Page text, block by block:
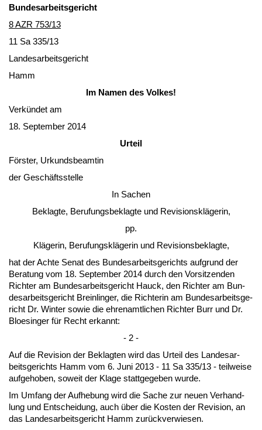
Bun­des­ar­beits­ge­richt
8 AZR 753/13
11 Sa 335/13
Lan­des­ar­beits­ge­richt
Hamm
Im Na­men des Vol­kes!
Verkündet am
18. Sep­tem­ber 2014
Ur­teil
Förs­ter, Ur­kunds­be­am­tin
der Geschäfts­stel­le
In Sa­chen
Be­klag­te, Be­ru­fungs­be­klag­te und Re­vi­si­onskläge­rin,
pp.
Kläge­rin, Be­ru­fungskläge­rin und Re­vi­si­ons­be­klag­te,
hat der Ach­te Se­nat des Bun­des­ar­beits­ge­richts auf­grund der
Be­ra­tung vom 18. Sep­tem­ber 2014 durch den Vor­sit­zen­den
Rich­ter am Bun­des­ar­beits­ge­richt Hauck, den Rich­ter am Bun­
des­ar­beits­ge­richt Brein­lin­ger, die Rich­te­rin am Bun­des­ar­beits­ge­
richt Dr. Win­ter so­wie die eh­ren­amt­li­chen Rich­ter Burr und Dr.
Bloe­sin­ger für Recht er­kannt:
- 2 -
Auf die Re­vi­si­on der Be­klag­ten wird das Ur­teil des Lan­des­ar­
beits­ge­richts Hamm vom 6. Ju­ni 2013 - 11 Sa 335/13 - teil­wei­se
auf­ge­ho­ben, so­weit der Kla­ge statt­ge­ge­ben wur­de.
Im Um­fang der Auf­he­bung wird die Sa­che zur neu­en Ver­hand­
lung und Ent­schei­dung, auch über die Kos­ten der Re­vi­si­on, an
das Lan­des­ar­beits­ge­richt Hamm zurück­ver­wie­sen.